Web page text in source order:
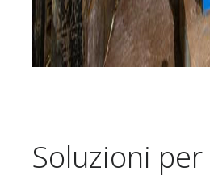
Soluzioni